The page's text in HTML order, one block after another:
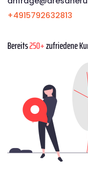
+4915792632813
Bereits250+zufriedene